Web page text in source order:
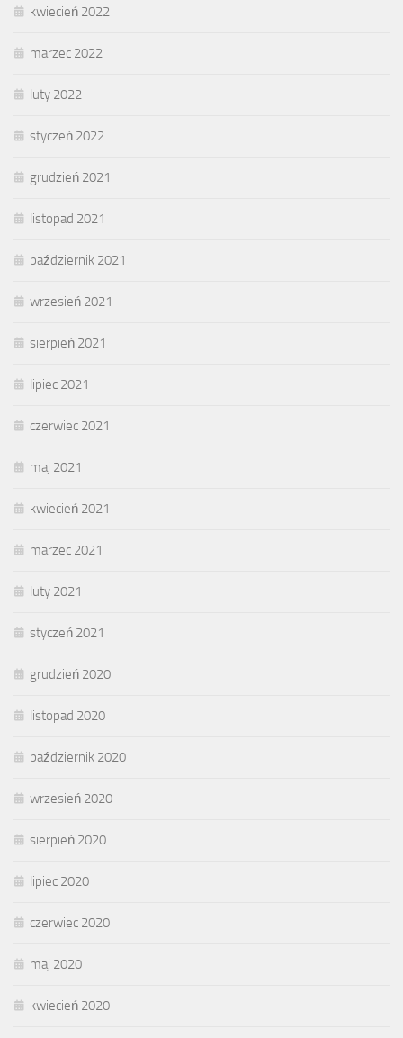
kwiecień 2022
marzec 2022
luty 2022
styczeń 2022
grudzień 2021
listopad 2021
październik 2021
wrzesień 2021
sierpień 2021
lipiec 2021
czerwiec 2021
maj 2021
kwiecień 2021
marzec 2021
luty 2021
styczeń 2021
grudzień 2020
listopad 2020
październik 2020
wrzesień 2020
sierpień 2020
lipiec 2020
czerwiec 2020
maj 2020
kwiecień 2020